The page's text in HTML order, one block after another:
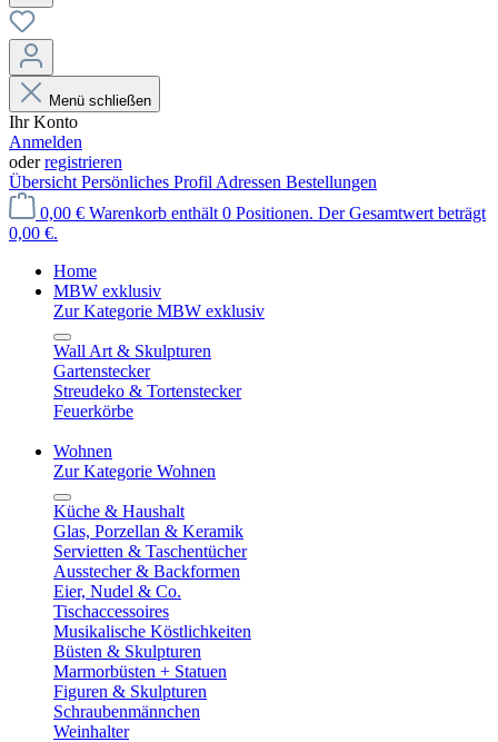
Menü schließen
Ihr Konto
Anmelden
oderregistrieren
Übersicht Persönliches Profil Adressen Bestellungen
0,00 € Warenkorb enthält 0 Positionen. Der Gesamtwert beträgt
0,00 €.
Home
MBW exklusiv
Zur Kategorie MBW exklusiv
Wall Art & Skulpturen
Gartenstecker
Streudeko & Tortenstecker
Feuerkörbe
Wohnen
Zur Kategorie Wohnen
Küche & Haushalt
Glas, Porzellan & Keramik
Servietten & Taschentücher
Ausstecher & Backformen
Eier, Nudel & Co.
Tischaccessoires
Musikalische Köstlichkeiten
Büsten & Skulpturen
Marmorbüsten + Statuen
Figuren & Skulpturen
Schraubenmännchen
Weinhalter